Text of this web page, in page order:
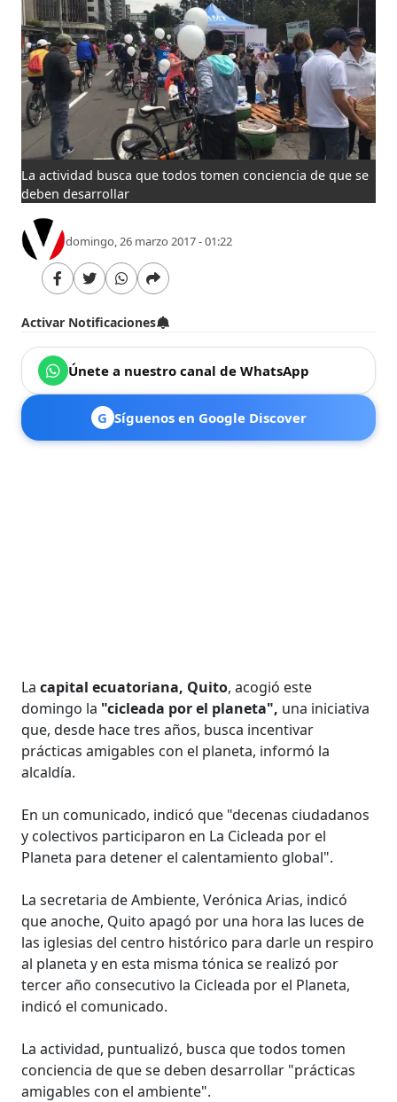
La actividad busca que todos tomen conciencia de que se
deben desarrollar
domingo, 26 marzo 2017 - 01:22
Activar Notificaciones
Únete a nuestro canal de WhatsApp
G Síguenos en Google Discover
Lacapital ecuatoriana, Quito, acogió este
domingo la "cicleada por el planeta", una iniciativa
que, desde hace tres años, busca incentivar
prácticas amigables con el planeta, informó la
alcaldía.
En un comunicado, indicó que "decenas ciudadanos
y colectivos participaron en La Cicleada por el
Planeta para detener el calentamiento global".
La secretaria de Ambiente, Verónica Arias, indicó
que anoche, Quito apagó por una hora las luces de
las iglesias del centro histórico para darle un respiro
al planeta y en esta misma tónica se realizó por
tercer año consecutivo la Cicleada por el Planeta,
indicó el comunicado.
La actividad, puntualizó, busca que todos tomen
conciencia de que se deben desarrollar "prácticas
amigables con el ambiente".